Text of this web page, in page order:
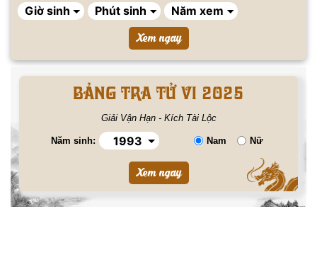
BẢNG TRA TỬ VI 2025
Giải Vận Hạn - Kích Tài Lộc
Năm sinh: Nam Nữ